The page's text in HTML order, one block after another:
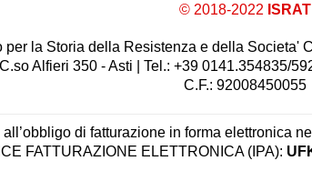
© 2018-2022 ISRAT
per la Storia della Resistenza e della Societa'
C.so Alfieri 350 - Asti | Tel.: +39 0141.354835/
C.F.: 92008450055
all’obbligo di fatturazione in forma elettronica
FATTURAZIONE ELETTRONICA (IPA):